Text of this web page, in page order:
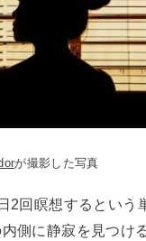
が撮影した写真
2回瞑想するという
側に静寂を見つけ